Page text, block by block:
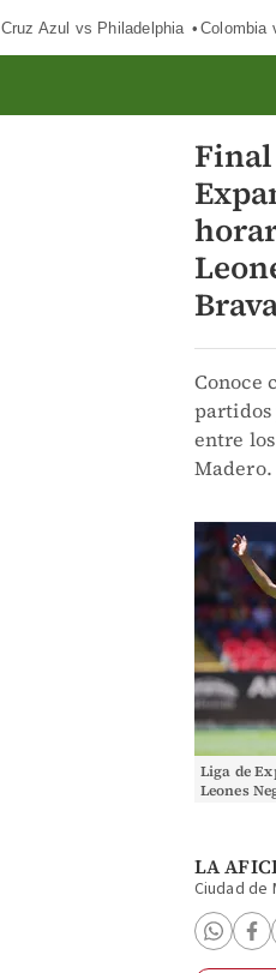
Cruz Azul vs Philadelphia Colombia
Conoce
entre
Madero.
Liga de
Leones
LA
Ciudad de